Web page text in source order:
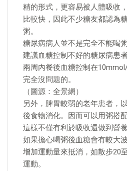
精的形式，更容易被人體吸收
比較快，因此不少糖友都認為
粥。
糖尿病病人並不是完全不能喝
建議血糖控制不好的糖尿病患
兩周內餐後血糖控制在
完全沒問題的。
（圖源：全景網）
另外，脾胃較弱的老年患者，
後食物消化。因而可以用粥搭
這樣不僅有利於吸收還做到營養
如果擔心喝粥後血糖會有較大
增加運動量來抵消，如散步20
運動。